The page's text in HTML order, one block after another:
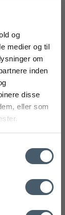
og
medier og til
om
inden
disse
eller som
varer
tilbake